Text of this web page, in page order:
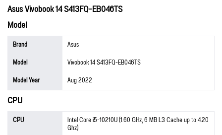
Asus Vivobook 14 S413FQ-EB046TS
Model
Brand
Asus
Model
Vivobook 14 S413FQ-EB046TS
Model Year
Aug 2022
CPU
CPU Intel Core i5-10210U (1.60 GHz, 6 MB L3 Cache up to 4.20
Ghz)